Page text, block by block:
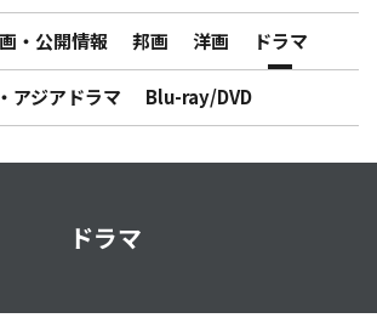
・公開情報 邦画 洋画 ドラマ
アジアドラマ Blu-ray/DVD
ドラマ